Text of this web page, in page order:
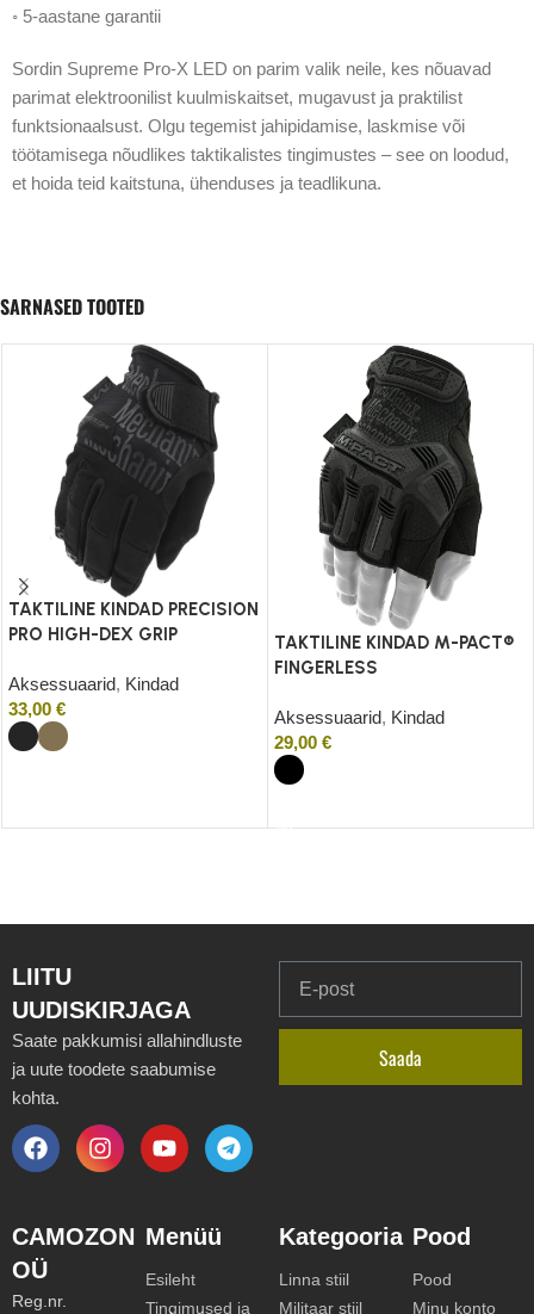
◦ 5-aastane garantii
Sordin Supreme Pro-X LED on parim valik neile, kes nõuavad
parimat elektroonilist kuulmiskaitset, mugavust ja praktilist
funktsionaalsust. Olgu tegemist jahipidamise, laskmise või
töötamisega nõudlikes taktikalistes tingimustes – see on loodud,
et hoida teid kaitstuna, ühenduses ja teadlikuna.
SARNASED TOOTED
TAKTILINE KINDAD PRECISION
PRO HIGH-DEX GRIP
Aksessuaarid, Kindad
33,00 €
TAKTILINE KINDAD M-PACT®
FINGERLESS
Aksessuaarid, Kindad
29,00 €
LIITU
UUDISKIRJAGA
Saate pakkumisi allahindluste
ja uute toodete saabumise
kohta.
Saada
CAMOZON
OÜ
Reg.nr.
Menüü
Esileht
Tingimused ja
Kategooria
Linna stiil
Militaar stiil
Pood
Pood
Minu konto